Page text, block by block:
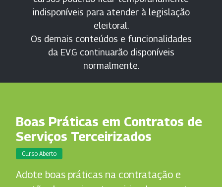
indisponíveis para atender à legislação
eleitoral.
Os demais conteúdos e funcionalidades
da EV.G continuarão disponíveis
normalmente.
Boas Práticas em Contratos de
Serviços Terceirizados
Curso Aberto
Adote boas práticas na contratação e